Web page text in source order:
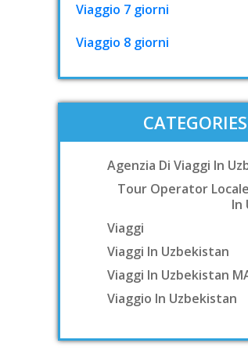
Viaggio 7 giorni
Viaggio 8 giorni
CATEGORIES
Agenzia Di Viaggi In
Tour Operator
In
Viaggi
Viaggi In Uzbekistan
Viaggi In Uzbekistan
Viaggio In Uzbekistan